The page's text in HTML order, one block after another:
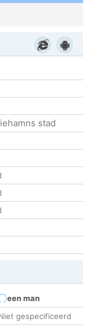
stad
een man
gespecificeerd